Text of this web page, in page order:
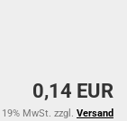
0,14 EUR
MwSt. zzgl. Versand